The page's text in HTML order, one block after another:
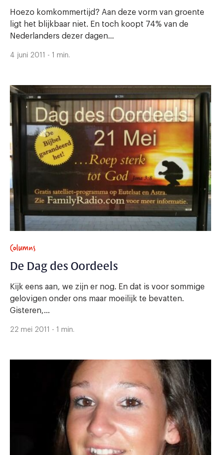
Hoezo komkommertijd? Aan deze vorm van groente
ligt het blijkbaar niet. En toch koopt 74% van de
Nederlanders dezer dagen...
4 juni 2011 - 1 min.
Columns
De Dag des Oordeels
Kijk eens aan, we zijn er nog. En dat is voor sommige
gelovigen onder ons maar moeilijk te bevatten.
Gisteren,...
22 mei 2011 - 1 min.